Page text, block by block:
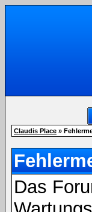
Claudis Place »
Das